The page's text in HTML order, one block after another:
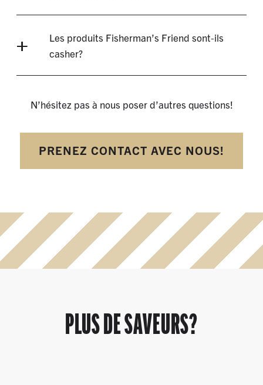
Les produits Fisherman’s Friend sont-ils
casher?
N’hésitez pas à nous poser d’autres questions!
PRENEZ CONTACT AVEC NOUS!
PLUS DE SAVEURS?